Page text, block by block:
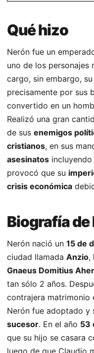
Qué hizo
Nerón fue un
uno de los personajes
cargo, sin embargo,
precisamente por sus
convertido en un
Realizó una gran
de sus enemigos
cristianos, en sus
asesinatos
provocó que su
crisis económica
Biografía de
Nerón nació un 15 de
ciudad llamada Anzio,
Gnaeus Domitius
tan sólo 2 años.
contrajera matrimonio
Nerón fue adoptado y
sucesor. En el año 53
que su hijo se casara
luego de que Claudio